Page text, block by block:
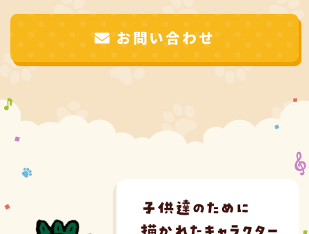
お問い合わせ